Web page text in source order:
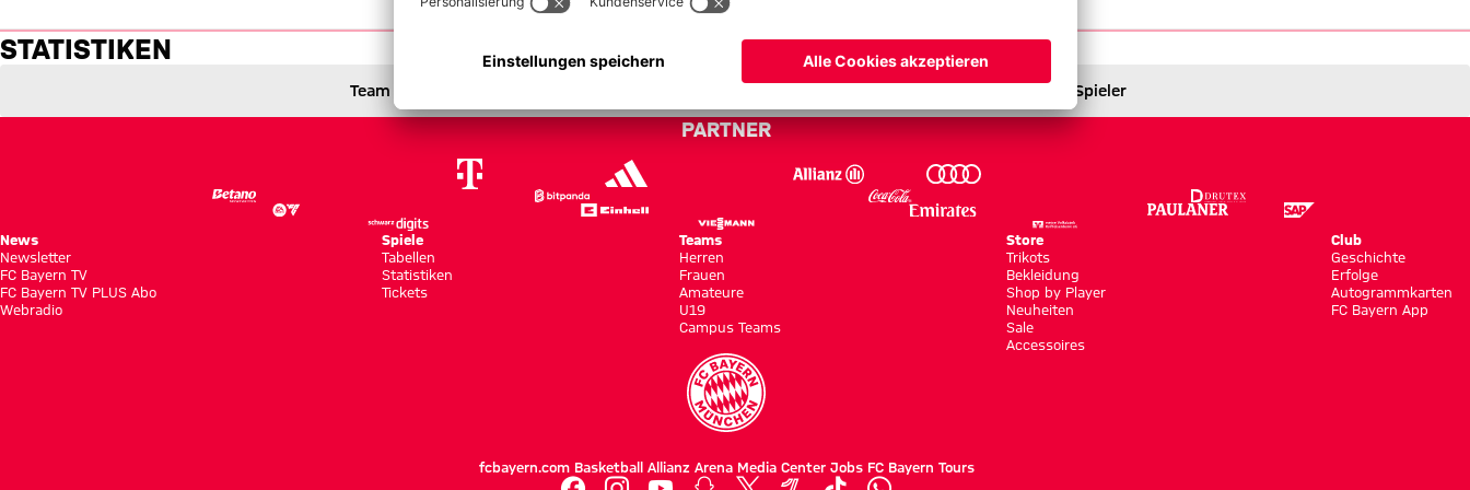
FC Bayern München gegen SSC Neapel
Statistiken: FC Bayern vs. SSC Neapel - Audi Football Summit 21/22
STATISTIKEN
Team Spieler
PARTNER
News
Newsletter
FC Bayern TV
FC Bayern TV PLUS Abo
Webradio
Spiele
Tabellen
Statistiken
Tickets
Teams
Herren
Frauen
Amateure
U19
Campus Teams
Store
Trikots
Bekleidung
Shop by Player
Neuheiten
Sale
Accessoires
Club
Geschichte
Erfolge
Autogrammkarten
FC Bayern App
fcbayern.com Basketball Allianz Arena Media Center Jobs FC Bayern Tours